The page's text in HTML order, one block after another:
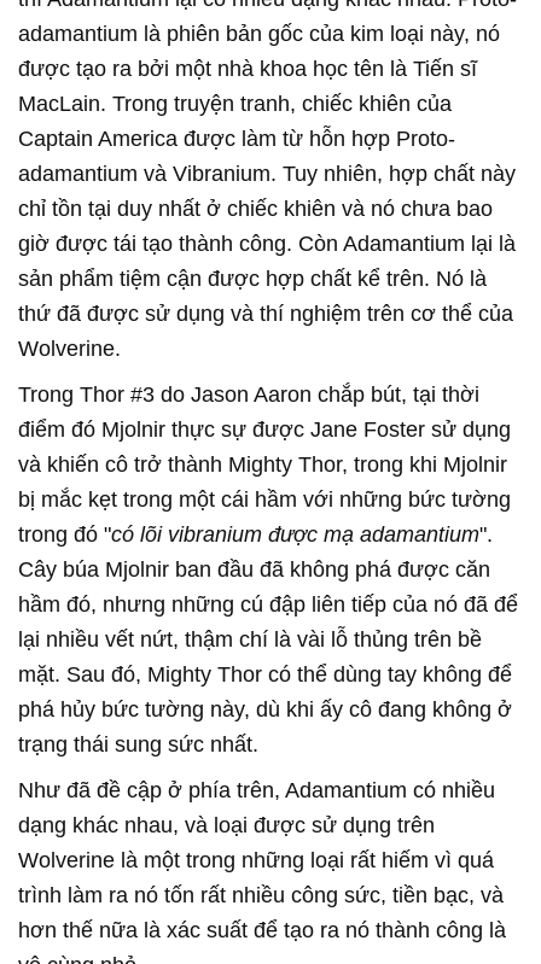
adamantium là phiên bản gốc của kim loại này, nó
được tạo ra bởi một nhà khoa học tên là Tiến sĩ
MacLain. Trong truyện tranh, chiếc khiên của
Captain America được làm từ hỗn hợp Proto-
adamantium và Vibranium. Tuy nhiên, hợp chất này
chỉ tồn tại duy nhất ở chiếc khiên và nó chưa bao
giờ được tái tạo thành công. Còn Adamantium lại là
sản phẩm tiệm cận được hợp chất kể trên. Nó là
thứ đã được sử dụng và thí nghiệm trên cơ thể của
Wolverine.
Trong Thor #3 do Jason Aaron chắp bút, tại thời
điểm đó Mjolnir thực sự được Jane Foster sử dụng
và khiến cô trở thành Mighty Thor, trong khi Mjolnir
bị mắc kẹt trong một cái hầm với những bức tường
trong đó "có lõi vibranium được mạ adamantium".
Cây búa Mjolnir ban đầu đã không phá được căn
hầm đó, nhưng những cú đập liên tiếp của nó đã để
lại nhiều vết nứt, thậm chí là vài lỗ thủng trên bề
mặt. Sau đó, Mighty Thor có thể dùng tay không để
phá hủy bức tường này, dù khi ấy cô đang không ở
trạng thái sung sức nhất.
Như đã đề cập ở phía trên, Adamantium có nhiều
dạng khác nhau, và loại được sử dụng trên
Wolverine là một trong những loại rất hiếm vì quá
trình làm ra nó tốn rất nhiều công sức, tiền bạc, và
hơn thế nữa là xác suất để tạo ra nó thành công là